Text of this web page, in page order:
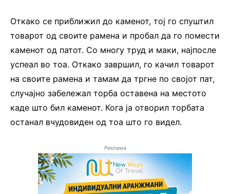
Откако се приближил до каменот, тој го спуштил
товарот од своите рамена и пробал да го помести
каменот од патот. Со многу труд и маки, најпосле
успеал во тоа. Откако завршил, го качил товарот
на своите рамена и тамам да тргне по својот пат,
случајно забележал торба оставена на местото
каде што бил каменот. Кога ја отворил торбата
останал вчудовиден од тоа што го видел.
Реклама